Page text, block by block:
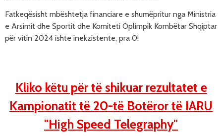
Fatkeqësisht mbështetja financiare e shumëpritur nga Ministria
e Arsimit dhe Sportit dhe Komiteti Oplimpik Kombëtar Shqiptar
për vitin 2024 ishte inekzistente, pra 0!
Kliko këtu për të shikuar rezultatet e
Kampionatit të 20-të Botëror të IARU
"High Speed Telegraphy"